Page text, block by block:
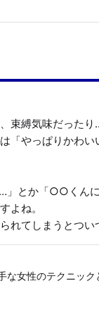
束縛気味だった
「やっぱりかわ
とか「○○くんに
よね。
れてしまうとつい
な女性のテクニッ